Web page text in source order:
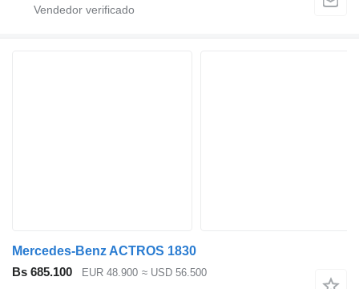
Mercedes-Benz ACTROS 1830
Bs 685.100
EUR 48.900 ≈ USD 56.500